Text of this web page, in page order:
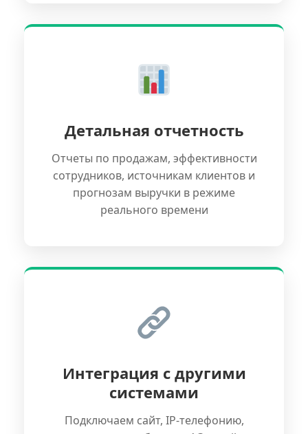
Детальная отчетность
Отчеты по продажам, эффективности
сотрудников, источникам клиентов и
прогнозам выручки в режиме
реального времени
Интеграция с другими
системами
Подключаем сайт, IP-телефонию,